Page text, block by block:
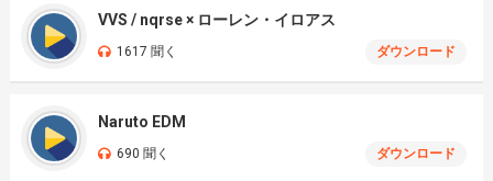
VVS / nqrse × ローレン・イロアス
1617 聞く ダウンロード
Naruto EDM
690 聞く ダウンロード